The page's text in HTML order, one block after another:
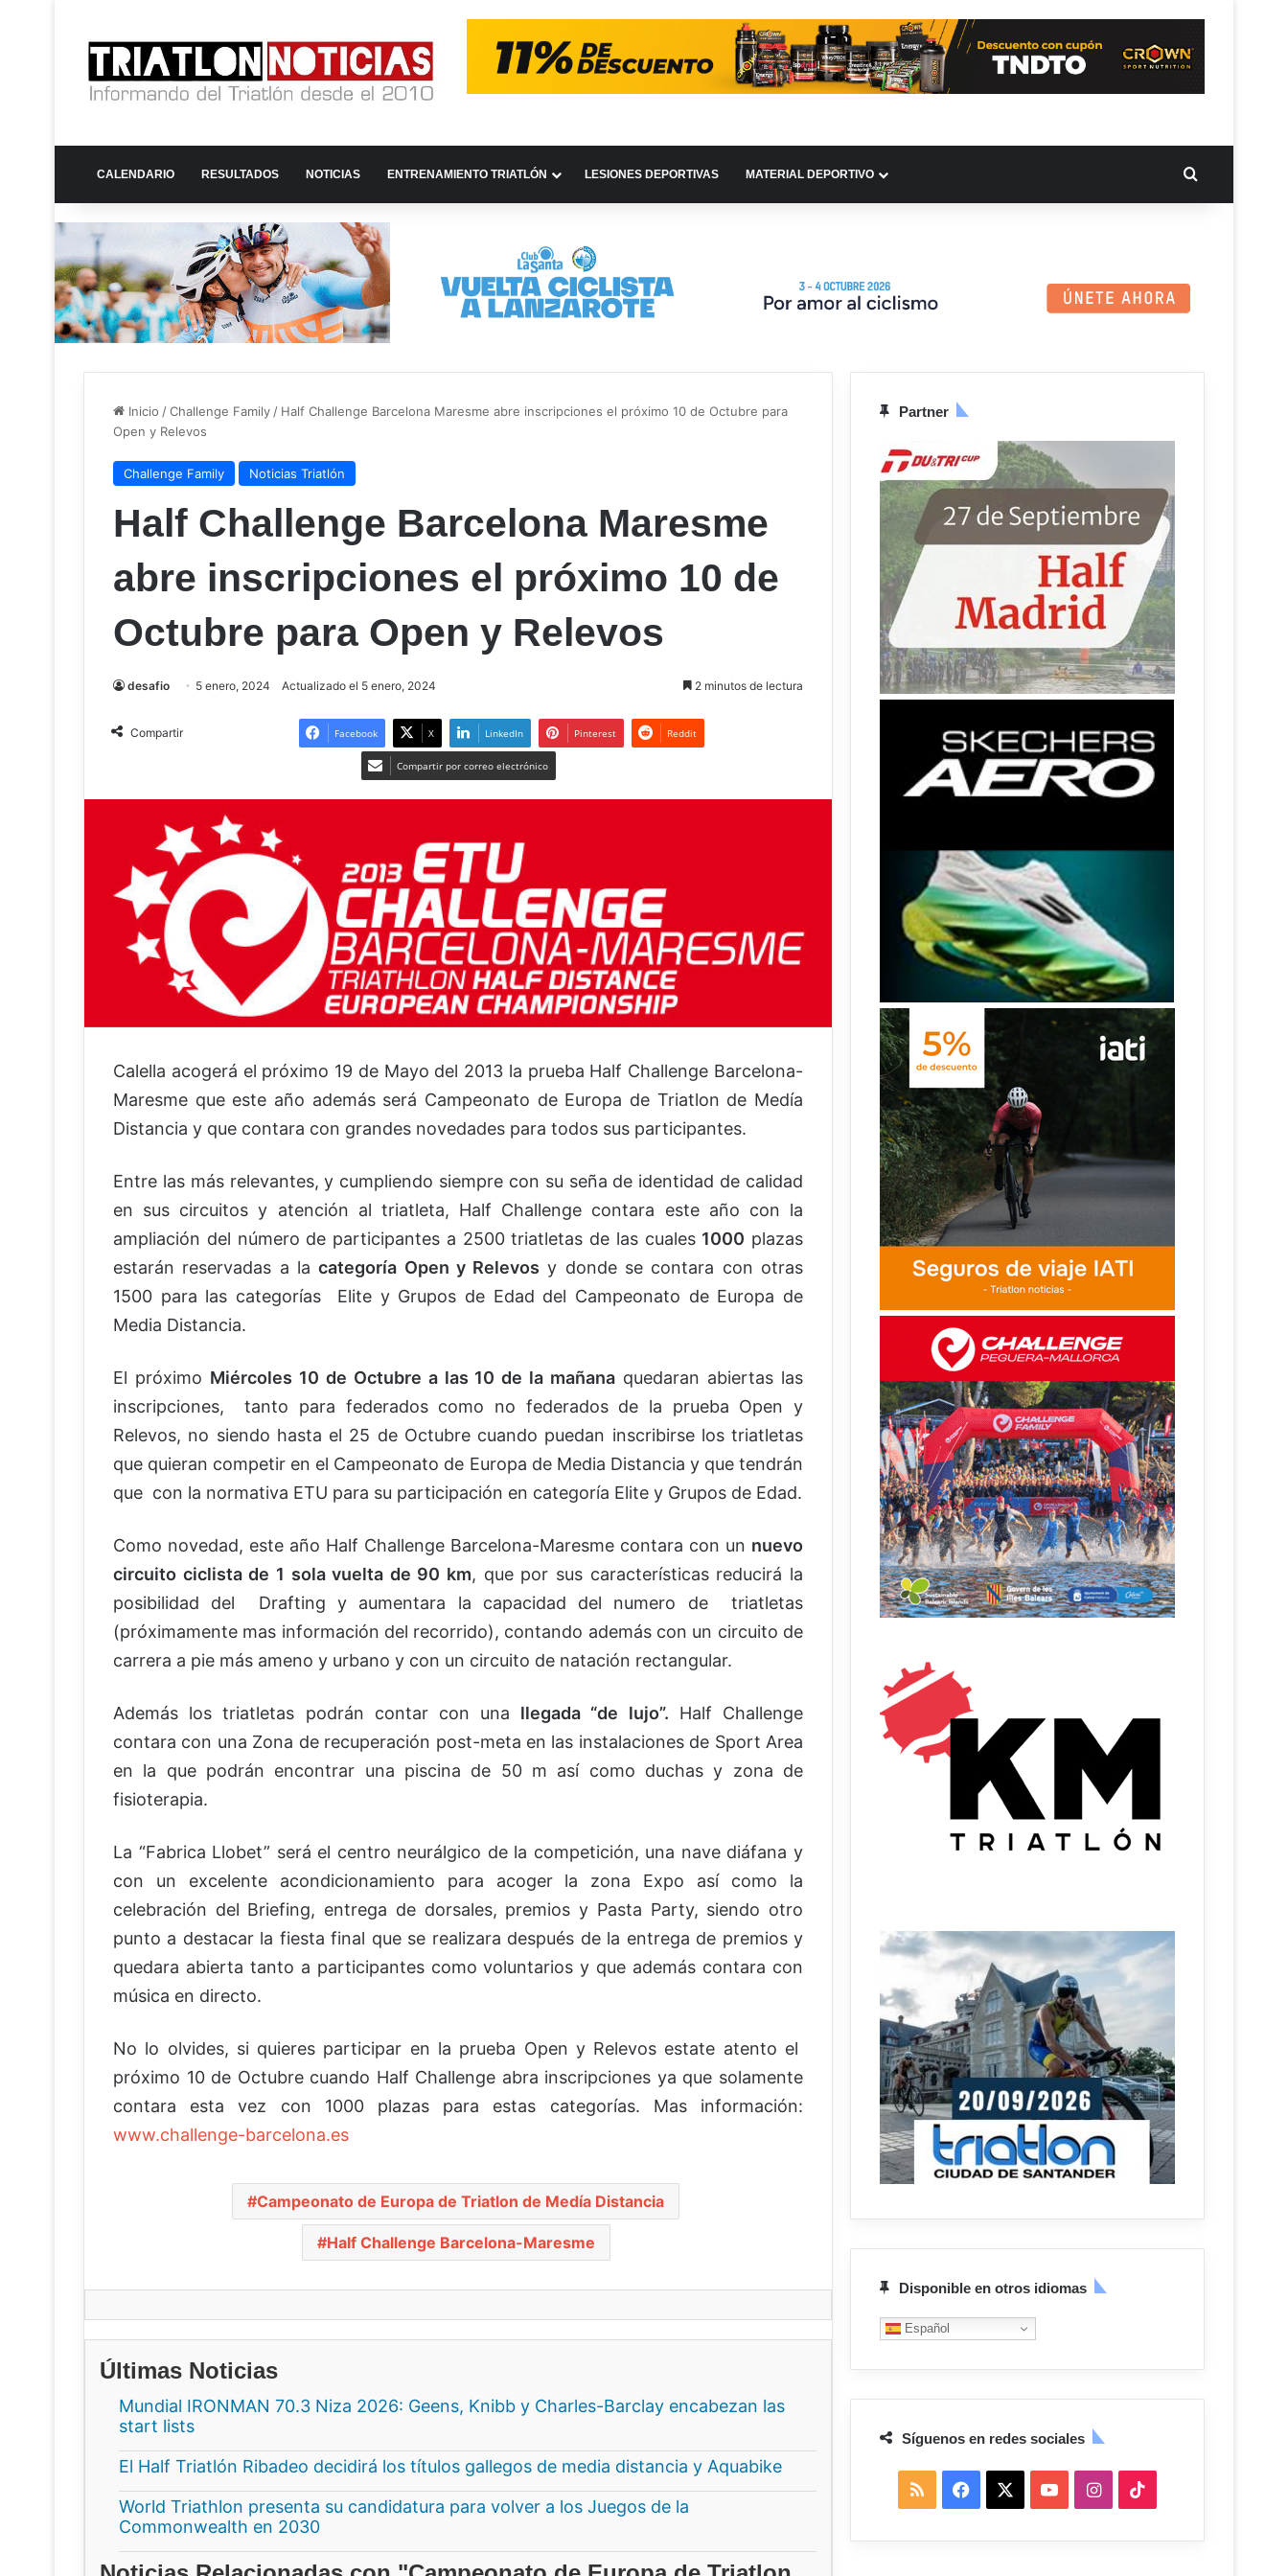
CALENDARIO RESULTADOS NOTICIAS ENTRENAMIENTO TRIATLÓN LESIONES DEPORTIVAS MATERIAL DEPORTIVO BUSCAR
Inicio /Challenge Family / Half Challenge Barcelona Maresme abre inscripciones el próximo 10 de Octubre para
Open y Relevos
Challenge Family Noticias Triatlón
Half Challenge Barcelona Maresme
abre inscripciones el próximo 10 de
Octubre para Open y Relevos
desafio 5 enero, 2024 Actualizado el 5 enero, 2024 2 minutos de lectura
Compartir Facebook X LinkedIn Pinterest Reddit
Compartir por correo electrónico
Calella acogerá el próximo 19 de Mayo del 2013 la prueba Half Challenge Barcelona-
Maresme que este año además será Campeonato de Europa de Triatlon de Medía
Distancia y que contara con grandes novedades para todos sus participantes.
Entre las más relevantes, y cumpliendo siempre con su seña de identidad de calidad
en sus circuitos y atención al triatleta, Half Challenge contara este año con la
ampliación del número de participantes a 2500 triatletas de las cuales 1000 plazas
estarán reservadas a lacategoría Open y Relevos y donde se contara con otras
1500 para las categorías Elite y Grupos de Edad del Campeonato de Europa de
Media Distancia.
El próximo Miércoles 10 de Octubre a las 10 de la mañana quedaran abiertas las
inscripciones, tanto para federados como no federados de la prueba Open y
Relevos, no siendo hasta el 25 de Octubre cuando puedan inscribirse los triatletas
que quieran competir en el Campeonato de Europa de Media Distancia y que tendrán
que con la normativa ETU para su participación en categoría Elite y Grupos de Edad.
Como novedad, este año Half Challenge Barcelona-Maresme contara con un nuevo
circuito ciclista de 1 sola vuelta de 90 km, que por sus características reducirá la
posibilidad del Drafting y aumentara la capacidad del numero de triatletas
(próximamente mas información del recorrido), contando además con un circuito de
carrera a pie más ameno y urbano y con un circuito de natación rectangular.
Además los triatletas podrán contar con una llegada “de lujo”. Half Challenge
contara con una Zona de recuperación post-meta en las instalaciones de Sport Area
en la que podrán encontrar una piscina de 50 m así como duchas y zona de
fisioterapia.
La “Fabrica Llobet” será el centro neurálgico de la competición, una nave diáfana y
con un excelente acondicionamiento para acoger la zona Expo así como la
celebración del Briefing, entrega de dorsales, premios y Pasta Party, siendo otro
punto a destacar la fiesta final que se realizara después de la entrega de premios y
quedara abierta tanto a participantes como voluntarios y que además contara con
música en directo.
No lo olvides, si quieres participar en la prueba Open y Relevos estate atento el
próximo 10 de Octubre cuando Half Challenge abra inscripciones ya que solamente
contara esta vez con 1000 plazas para estas categorías. Mas información:
www.challenge-barcelona.es
Campeonato de Europa de Triatlon de Medía Distancia
Half Challenge Barcelona-Maresme
Últimas Noticias
Mundial IRONMAN 70.3 Niza 2026: Geens, Knibb y Charles-Barclay encabezan las
start lists
El Half Triatlón Ribadeo decidirá los títulos gallegos de media distancia y Aquabike
World Triathlon presenta su candidatura para volver a los Juegos de la
Commonwealth en 2030
Partner
Disponible en otros idiomas
Español
Síguenos en redes sociales
I